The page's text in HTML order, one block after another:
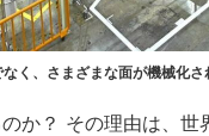
く、さまざまな面が機械化さ
か？ その理由は、世